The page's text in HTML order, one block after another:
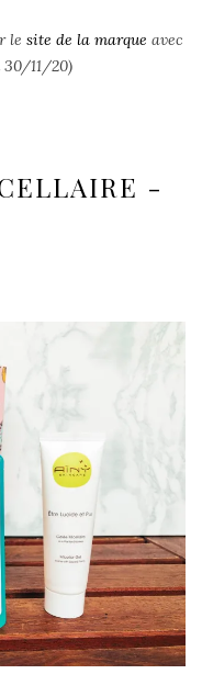
le site de la marque avec
30/11/20)
-